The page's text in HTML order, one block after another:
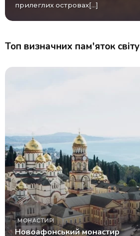
прилеглих островах[...]
Топ визначних пам'яток світу
МОНАСТИРІ
Новоафонський монастир